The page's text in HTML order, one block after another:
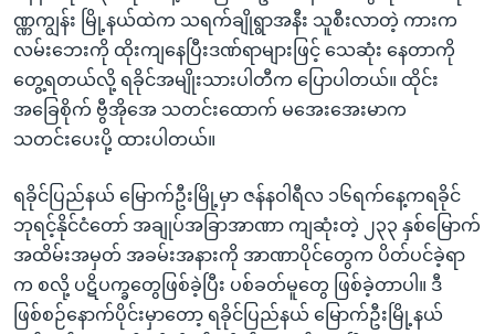
ကျော်
ရန်
ဏ္ဏကျွန်း မြို့နယ်ထဲက သရက်ချိုရွာအနီး သူစီးလာတဲ့ ကားက
လမ်းဘေးကို ထိုးကျနေပြီးဒဏ်ရာများဖြင့် သေဆုံး နေတာကို
တွေ့ရတယ်လို့ ရခိုင်အမျိုးသားပါတီက ပြောပါတယ်။ ထိုင်း
အခြေစိုက် ဗွီအိုအေ သတင်းထောက် မအေးအေးမာက
သတင်းပေးပို့ ထားပါတယ်။
ရခိုင်ပြည်နယ် မြောက်ဦးမြို့မှာ ဇန်နဝါရီလ ၁၆ရက်နေ့ကရခိုင်
ဘုရင့်နိုင်ငံတော် အချုပ်အခြာအာဏာ ကျဆုံးတဲ့ ၂၃၃ နှစ်မြောက်
အထိမ်းအမှတ် အခမ်းအနားကို အာဏာပိုင်တွေက ပိတ်ပင်ခဲ့ရာ
က စလို့ ပဋိပက္ခတွေဖြစ်ခဲ့ပြီး ပစ်ခတ်မူတွေ ဖြစ်ခဲ့တာပါ။ ဒီ
ဖြစ်စဉ်နောက်ပိုင်းမှာတော့ ရခိုင်ပြည်နယ် မြောက်ဦးမြို့နယ်